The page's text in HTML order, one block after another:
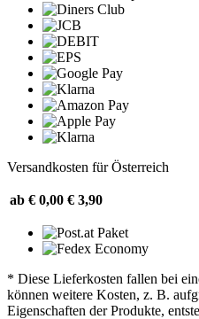
Versandkosten für Österreich
ab € 0,00 € 3,90
* Diese Lieferkosten fallen bei
können weitere Kosten, z. B.
Eigenschaften der Produkte,